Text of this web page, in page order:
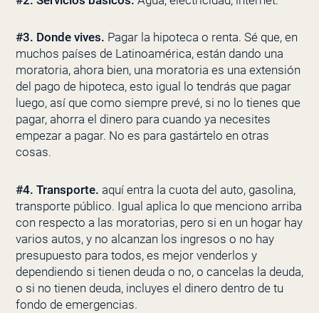
#3. Donde vives. Pagar la hipoteca o renta. Sé que, en
muchos países de Latinoamérica, están dando una
moratoria, ahora bien, una moratoria es una extensión
del pago de hipoteca, esto igual lo tendrás que pagar
luego, así que como siempre prevé, si no lo tienes que
pagar, ahorra el dinero para cuando ya necesites
empezar a pagar. No es para gastártelo en otras
cosas.
#4. Transporte. aquí entra la cuota del auto, gasolina,
transporte público. Igual aplica lo que menciono arriba
con respecto a las moratorias, pero si en un hogar hay
varios autos, y no alcanzan los ingresos o no hay
presupuesto para todos, es mejor venderlos y
dependiendo si tienen deuda o no, o cancelas la deuda,
o si no tienen deuda, incluyes el dinero dentro de tu
fondo de emergencias.